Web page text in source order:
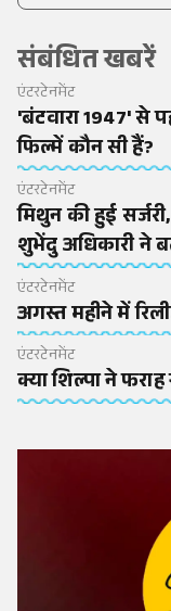
संबंधित खबरें
एंटरटेनमेंट
'बंटवारा 1947' से
फिल्में कौन सी हैं?
एंटरटेनमेंट
मिथुन की हुई
शुभेंदु अधिकारी ने
एंटरटेनमेंट
अगस्त महीने में
एंटरटेनमेंट
क्या शिल्पा ने